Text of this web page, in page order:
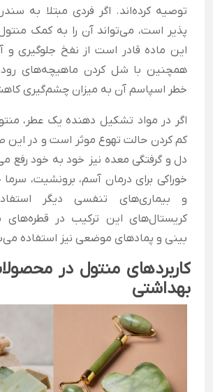
توصیه کرده‌اند. اگر فردی مبتلا به
پذیر است، می‌تواند آن را به کمک منتول
این ماده قادر است از نفخ جلوگیری و
همچنین با شل کردن ماهیچه‌های
خطر اسپاسم آن به میزان چشم‌گیری
اگر در مواد تشکیل دهنده یک عطر،
کم کردن حالت تهوع موثر است و در
دل و گرفتگی معده نیز خود به خود رفع
خوراکی برای درمان آسم، برونشیت، سرما
و بیماری‌های تنفسی دیگر
کریستال‌های این ترکیب در قطره‌های
بینی و پمادهای موضعی نیز استفاده
کاربردهای منتول در
بهداشتی